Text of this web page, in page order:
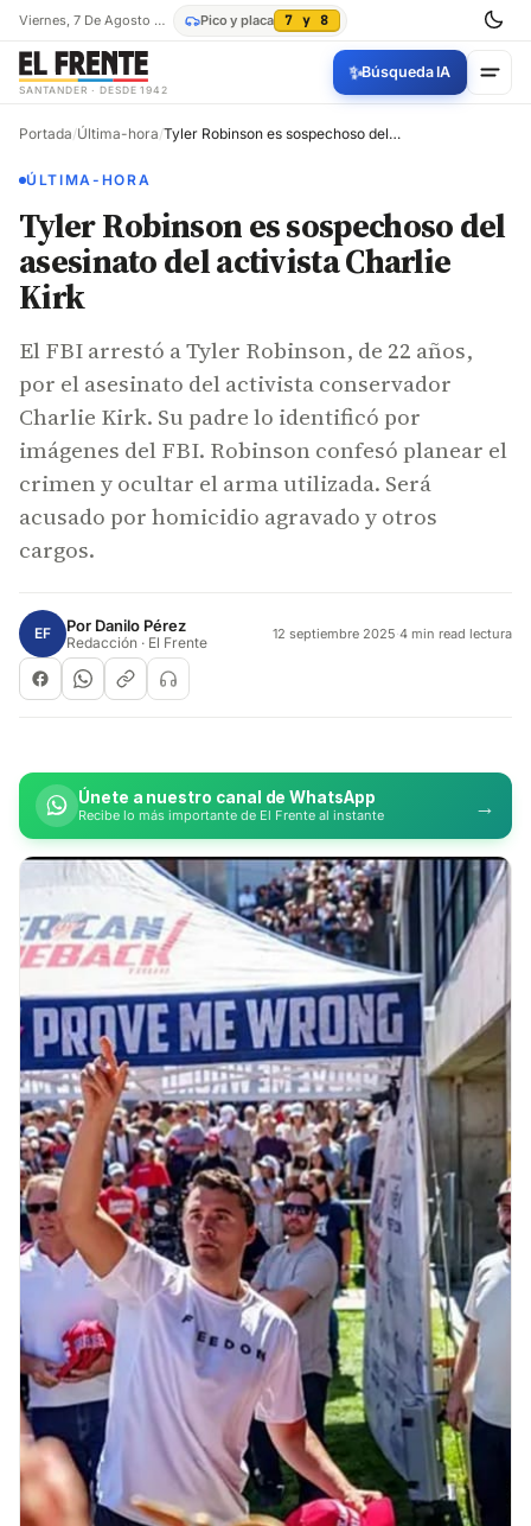
Viernes, 7 De Agosto De 2026 Pico y placa 7 y 8
SANTANDER · DESDE 1942
✨Búsqueda IA
Portada/Última-hora/ Tyler Robinson es sospechoso del asesinato del activista Charlie Kirk
ÚLTIMA-HORA
Tyler Robinson es sospechoso del
asesinato del activista Charlie
Kirk
El FBI arrestó a Tyler Robinson, de 22 años,
por el asesinato del activista conservador
Charlie Kirk. Su padre lo identificó por
imágenes del FBI. Robinson confesó planear el
crimen y ocultar el arma utilizada. Será
acusado por homicidio agravado y otros
cargos.
EF Por Danilo Pérez
Redacción · El Frente 12 septiembre 2025·4 min read lectura
Únete a nuestro canal de WhatsApp
Recibe lo más importante de El Frente al instante →